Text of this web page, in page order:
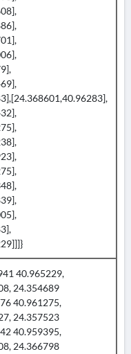
40.965229,
24.354689
40.961275,
24.357523
40.959395,
24.366798